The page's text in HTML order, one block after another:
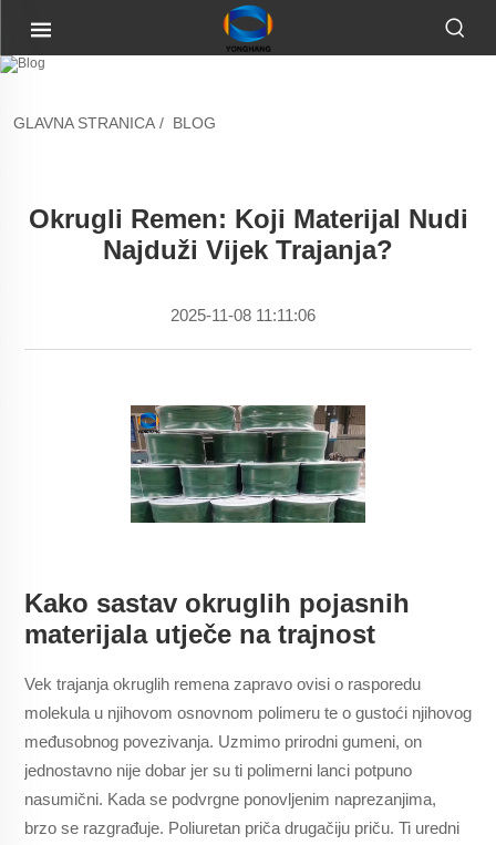
GLAVNA STRANICA / BLOG
Okrugli Remen: Koji Materijal Nudi
Najduži Vijek Trajanja?
2025-11-08 11:11:06
Kako sastav okruglih pojasnih
materijala utječe na trajnost
Vek trajanja okruglih remena zapravo ovisi o rasporedu
molekula u njihovom osnovnom polimeru te o gustoći njihovog
međusobnog povezivanja. Uzmimo prirodni gumeni, on
jednostavno nije dobar jer su ti polimerni lanci potpuno
nasumični. Kada se podvrgne ponovljenim naprezanjima,
brzo se razgrađuje. Poliuretan priča drugačiju priču. Ti uredni